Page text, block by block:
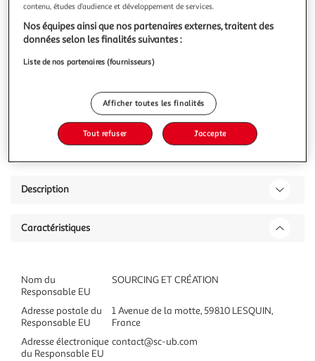
Livr. ou retrait dès 3/4 jours
A partir de 2,99€
Plus d'options
Vendu par Boulanger
dont 0,05€ d'éco-part.
Ajouter au panier
Ajouter à une liste
Description
Caractéristiques
Nom du
Responsable EU
SOURCING ET CRÉATION
Adresse postale du
Responsable EU
1 Avenue de la motte, 59810 LESQUIN,
France
Adresse électronique
du Responsable EU
contact@sc-ub.com
contenu, études d’audience et développement de services.
Nos équipes ainsi que nos partenaires externes, traitent des
données selon les finalités suivantes :
Liste de nos partenaires (fournisseurs)
Afficher toutes les finalités
Tout refuser J'accepte